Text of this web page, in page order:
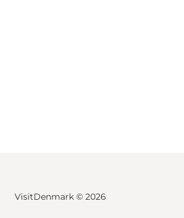
VisitDenmark © 2026